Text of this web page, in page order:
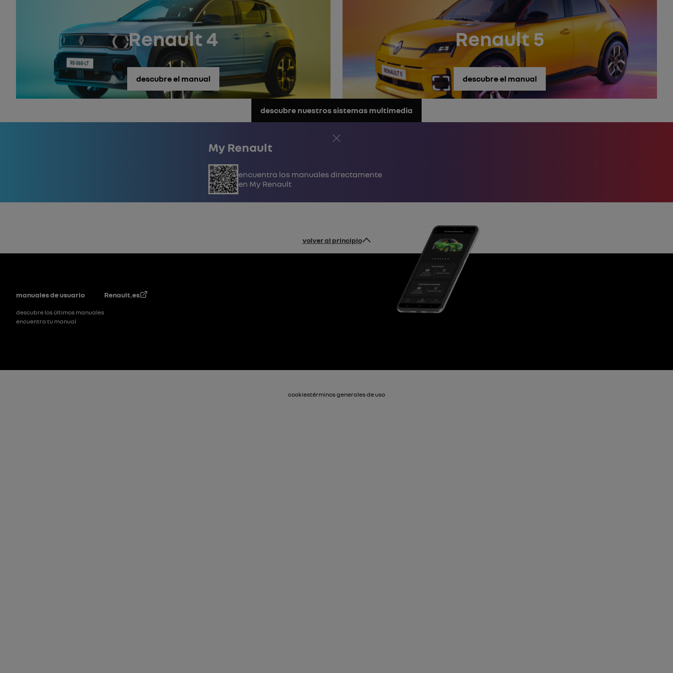
Renault 4
descubre el manual
Renault 5
descubre el manual
descubre nuestros sistemas multimedia
Cerrar
My Renault
encuentra los manuales directamente
en My Renault
volver al principio
Pie de página
manuales de usuario
descubre los últimos manuales
encuentra tu manual
Renault.es
cookiestérminos generales de uso